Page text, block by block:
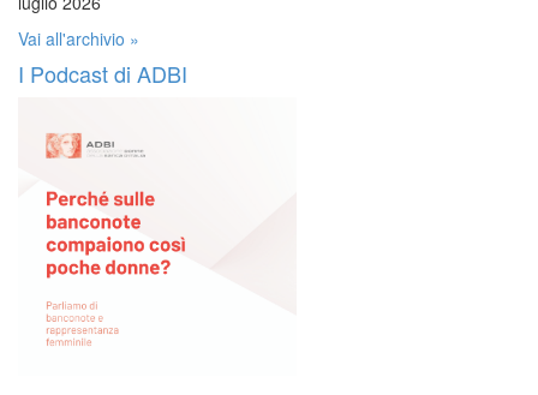
Vai all'archivio »
I Podcast di ADBI